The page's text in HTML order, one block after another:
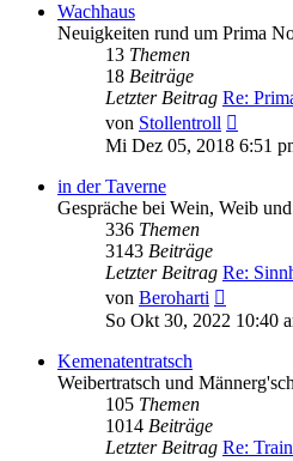
Wachhaus
Neuigkeiten rund um Prima
13 Themen
18 Beiträge
Letzter Beitrag Re:
von Stollentroll
Beitrag
Mi Dez 05, 2018 6:51
in der Taverne
Gespräche bei Wein, Weib
336 Themen
3143 Beiträge
Letzter Beitrag Re:
von Beroharti
Beitrag
So Okt 30, 2022 10:40
Kemenatentratsch
Weibertratsch und
105 Themen
1014 Beiträge
Letzter Beitrag Re: